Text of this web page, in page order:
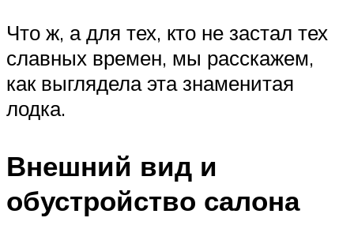
Что ж, а для тех, кто не застал тех
славных времен, мы расскажем,
как выглядела эта знаменитая
лодка.
Внешний вид и
обустройство салона